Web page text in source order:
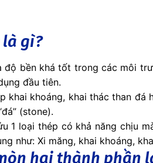
là gì?
độ bền khá tốt trong các môi
đầu tiên.
khai khoáng, khai thác than
(stone).
1 loại thép có khả năng chịu
như: Xi măng, khai khoáng,
hai thành phần